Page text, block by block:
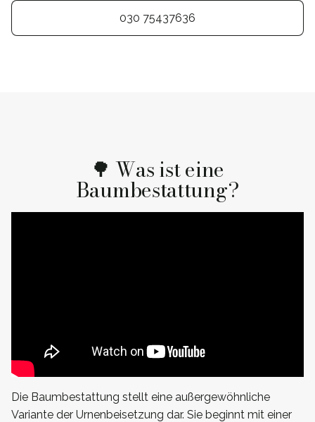
030 75437636
🌳 Was ist eine
Baumbestattung?
Die Baumbestattung stellt eine außergewöhnliche
Variante der Urnenbeisetzung dar. Sie beginnt mit einer